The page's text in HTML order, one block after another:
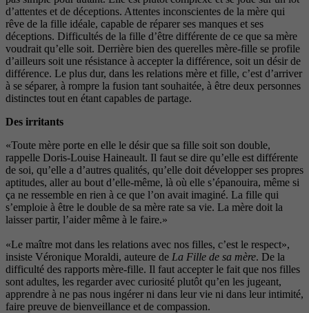
d’attentes et de déceptions. Attentes inconscientes de la mère qui
rêve de la fille idéale, capable de réparer ses manques et ses
déceptions. Difficultés de la fille d’être différente de ce que sa mère
voudrait qu’elle soit. Derrière bien des querelles mère-fille se profile
d’ailleurs soit une résistance à accepter la différence, soit un désir de
différence. Le plus dur, dans les relations mère et fille, c’est d’arriver
à se séparer, à rompre la fusion tant souhaitée, à être deux personnes
distinctes tout en étant capables de partage.
Des irritants
«Toute mère porte en elle le désir que sa fille soit son double,
rappelle Doris-Louise Haineault. Il faut se dire qu’elle est différente
de soi, qu’elle a d’autres qualités, qu’elle doit développer ses propres
aptitudes, aller au bout d’elle-même, là où elle s’épanouira, même si
ça ne ressemble en rien à ce que l’on avait imaginé. La fille qui
s’emploie à être le double de sa mère rate sa vie. La mère doit la
laisser partir, l’aider même à le faire.»
«Le maître mot dans les relations avec nos filles, c’est le respect»,
insiste Véronique Moraldi, auteure de La Fille de sa mère. De la
difficulté des rapports mère-fille. Il faut accepter le fait que nos filles
sont adultes, les regarder avec curiosité plutôt qu’en les jugeant,
apprendre à ne pas nous ingérer ni dans leur vie ni dans leur intimité,
faire preuve de bienveillance et de compassion.